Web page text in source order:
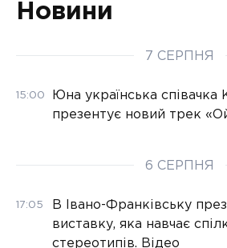
Новини
7 СЕРПНЯ
15:00
Юна українська співачка
презентує новий трек
6 СЕРПНЯ
17:05
В Івано-Франківську
виставку, яка навчає
стереотипів. Відео